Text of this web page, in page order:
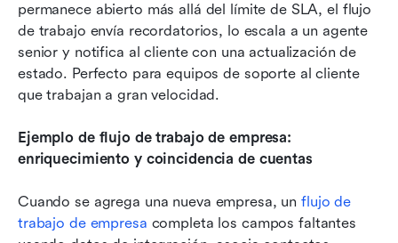
permanece abierto más allá del límite de SLA, el flujo
de trabajo envía recordatorios, lo escala a un agente
senior y notifica al cliente con una actualización de
estado. Perfecto para equipos de soporte al cliente
que trabajan a gran velocidad.
Ejemplo de flujo de trabajo de empresa:
enriquecimiento y coincidencia de cuentas
Cuando se agrega una nueva empresa, un flujo de
trabajo de empresa completa los campos faltantes